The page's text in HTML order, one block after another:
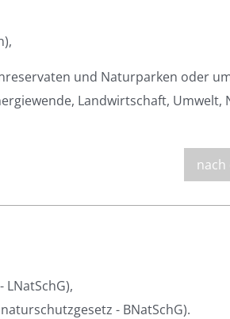
und Naturparken oder
Landwirtschaft, Umwelt,
nach
- BNatSchG).